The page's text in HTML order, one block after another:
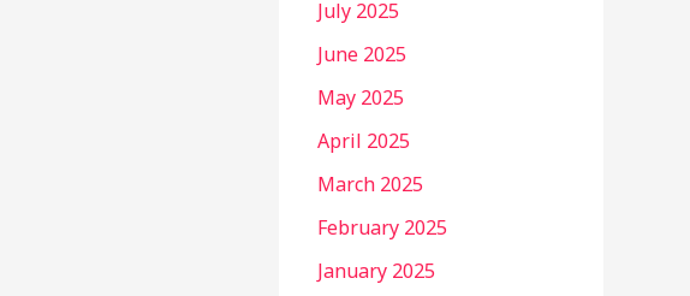
July 2025
June 2025
May 2025
April 2025
March 2025
February 2025
January 2025